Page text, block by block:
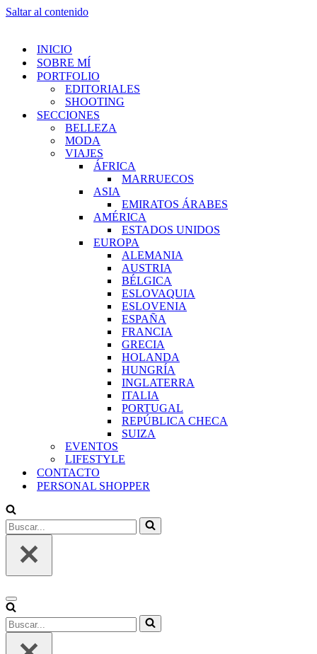
Saltar al contenido
INICIO
SOBRE MÍ
PORTFOLIO
EDITORIALES
SHOOTING
SECCIONES
BELLEZA
MODA
VIAJES
ÁFRICA
MARRUECOS
ASIA
EMIRATOS ÁRABES
AMÉRICA
ESTADOS UNIDOS
EUROPA
ALEMANIA
AUSTRIA
BÉLGICA
ESLOVAQUIA
ESLOVENIA
ESPAÑA
FRANCIA
GRECIA
HOLANDA
HUNGRÍA
INGLATERRA
ITALIA
PORTUGAL
REPÚBLICA CHECA
SUIZA
EVENTOS
LIFESTYLE
CONTACTO
PERSONAL SHOPPER
Buscar...
Menú
de
navegación
Buscar...